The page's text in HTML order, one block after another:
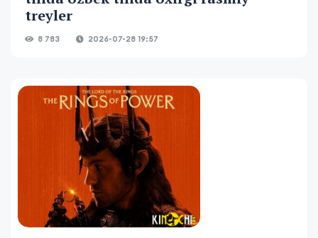
treyler
8 783 2026-07-28 19:57